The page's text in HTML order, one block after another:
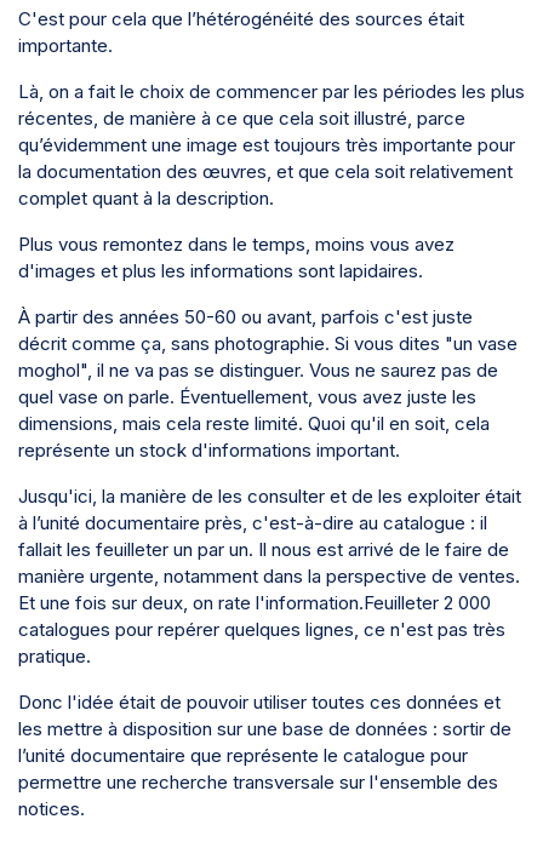
C'est pour cela que l’hétérogénéité des sources était
importante.
Là, on a fait le choix de commencer par les périodes les plus
récentes, de manière à ce que cela soit illustré, parce
qu’évidemment une image est toujours très importante pour
la documentation des œuvres, et que cela soit relativement
complet quant à la description.
Plus vous remontez dans le temps, moins vous avez
d'images et plus les informations sont lapidaires.
À partir des années 50-60 ou avant, parfois c'est juste
décrit comme ça, sans photographie. Si vous dites "un vase
moghol", il ne va pas se distinguer. Vous ne saurez pas de
quel vase on parle. Éventuellement, vous avez juste les
dimensions, mais cela reste limité. Quoi qu'il en soit, cela
représente un stock d'informations important.
Jusqu'ici, la manière de les consulter et de les exploiter était
à l’unité documentaire près, c'est-à-dire au catalogue : il
fallait les feuilleter un par un. Il nous est arrivé de le faire de
manière urgente, notamment dans la perspective de ventes.
Et une fois sur deux, on rate l'information.Feuilleter 2 000
catalogues pour repérer quelques lignes, ce n'est pas très
pratique.
Donc l'idée était de pouvoir utiliser toutes ces données et
les mettre à disposition sur une base de données : sortir de
l’unité documentaire que représente le catalogue pour
permettre une recherche transversale sur l'ensemble des
notices.